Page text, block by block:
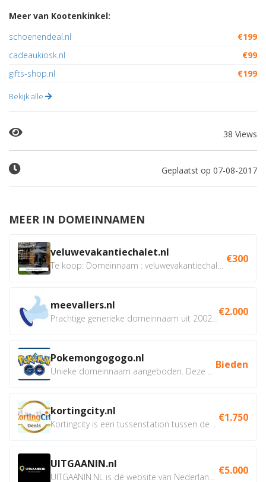
Meer van Kootenkinkel:
schoenendeal.nl
€199
cadeaukiosk.nl
€99
gifts-shop.nl
€199
Bekijk alle
38 Views
Geplaatst op 07-08-2017
MEER IN DOMEINNAMEN
veluwevakantiechalet.nl €300
meevallers.nl €2.000
Pokemongogogo.nl Bieden
kortingcity.nl €1.750
UITGAANIN.nl €5.000